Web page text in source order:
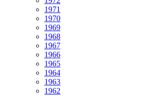
1971
1970
1969
1968
1967
1966
1965
1964
1963
1962